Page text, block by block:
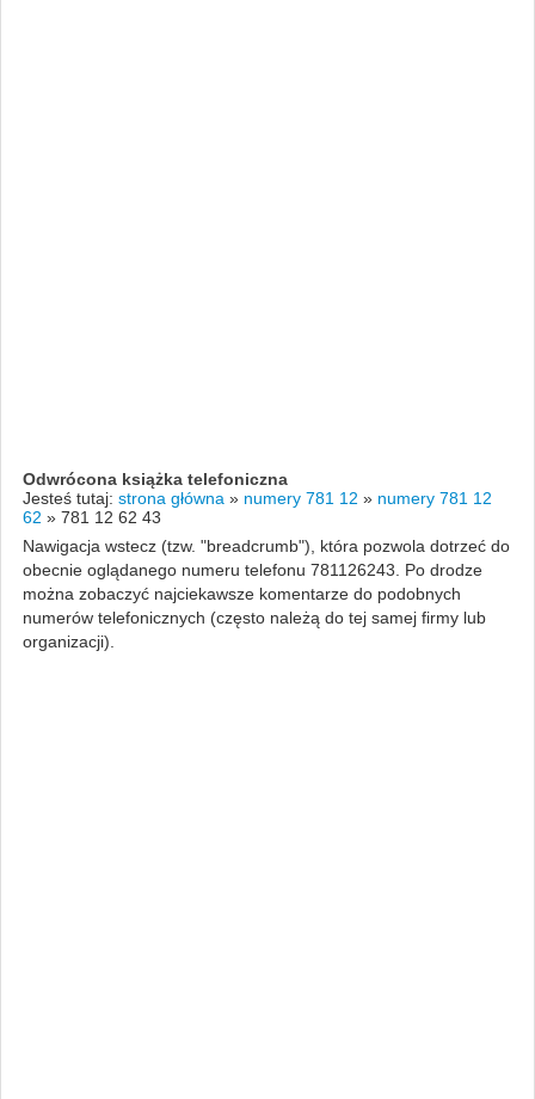
Odwrócona książka telefoniczna
Jesteś tutaj: strona główna » numery 781 12 » numery 781 12
62 » 781 12 62 43
Nawigacja wstecz (tzw. "breadcrumb"), która pozwola dotrzeć do
obecnie oglądanego numeru telefonu 781126243. Po drodze
można zobaczyć najciekawsze komentarze do podobnych
numerów telefonicznych (często należą do tej samej firmy lub
organizacji).